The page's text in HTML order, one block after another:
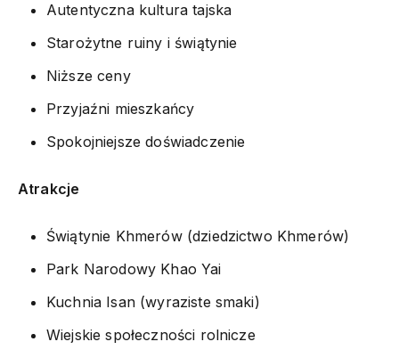
Autentyczna kultura tajska
Starożytne ruiny i świątynie
Niższe ceny
Przyjaźni mieszkańcy
Spokojniejsze doświadczenie
Atrakcje
Świątynie Khmerów (dziedzictwo Khmerów)
Park Narodowy Khao Yai
Kuchnia Isan (wyraziste smaki)
Wiejskie społeczności rolnicze